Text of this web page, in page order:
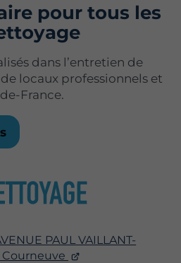
PAUL VAILLANT-
Courneuve
pour tous les
dans l’entretien de
locaux professionnels et
France.